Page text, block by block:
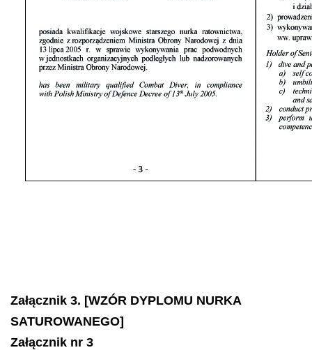
Załącznik 3. [WZÓR DYPLOMU NURKA
SATUROWANEGO]
Załącznik nr 3